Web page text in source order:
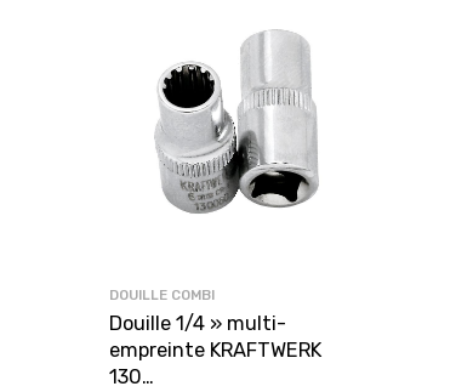
DOUILLE COMBI
Douille 1/4 » multi-
empreinte KRAFTWERK
130…